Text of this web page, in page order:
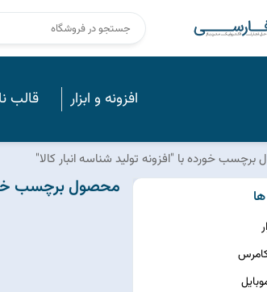
افزونه و ابزار قالب
خورده با "افزونه تولید شناسه انبار کالا"
محصول برچسب